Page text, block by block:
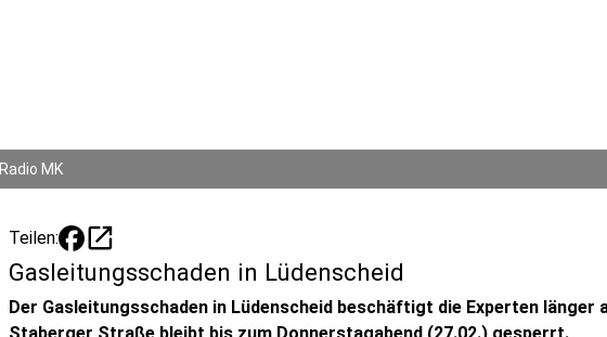
Radio MK
Teilen: open_in_new
Gasleitungsschaden in Lüdenscheid
Der Gasleitungsschaden in Lüdenscheid beschäftigt die Experten länger